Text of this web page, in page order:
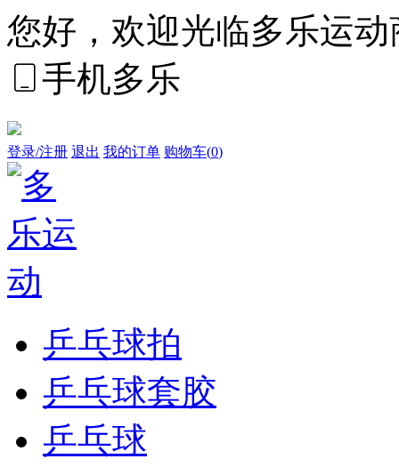
您好，欢迎光临多乐运动
手机多乐
登录/注册 退出 我的订单 购物车(0)
乒乓球拍
乒乓球套胶
乒乓球